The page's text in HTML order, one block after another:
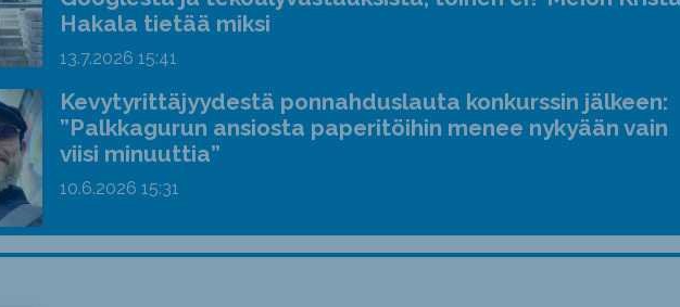
Hakala tietää miksi
13.7.2026 15:41
Kevytyrittäjyydestä ponnahduslauta konkurssin jälkeen:
”Palkkagurun ansiosta paperitöihin menee nykyään vain
viisi minuuttia”
10.6.2026 15:31